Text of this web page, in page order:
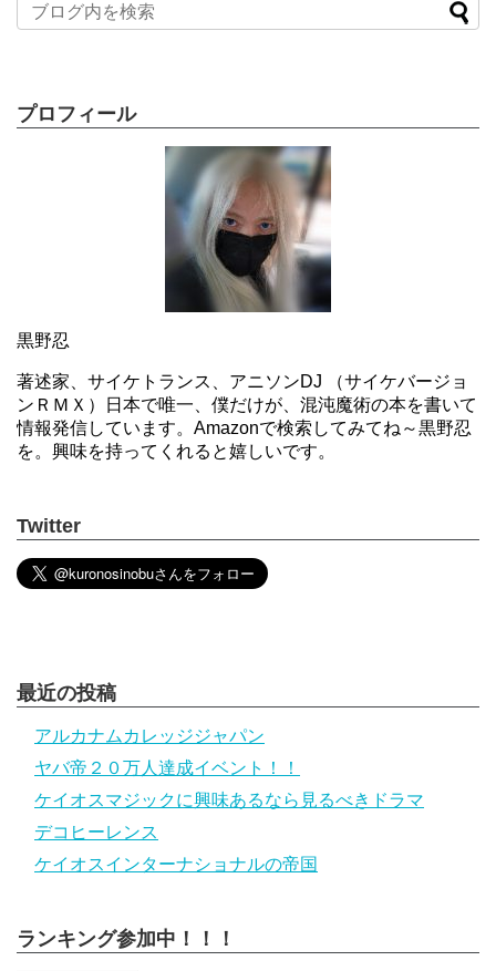
プロフィール
黒野忍
著述家、サイケトランス、アニソンDJ （サイケバージョ
ンＲＭＸ）日本で唯一、僕だけが、混沌魔術の本を書いて
情報発信しています。Amazonで検索してみてね～黒野忍
を。興味を持ってくれると嬉しいです。
Twitter
最近の投稿
アルカナムカレッジジャパン
ヤバ帝２０万人達成イベント！！
ケイオスマジックに興味あるなら見るべきドラマ
デコヒーレンス
ケイオスインターナショナルの帝国
ランキング参加中！！！